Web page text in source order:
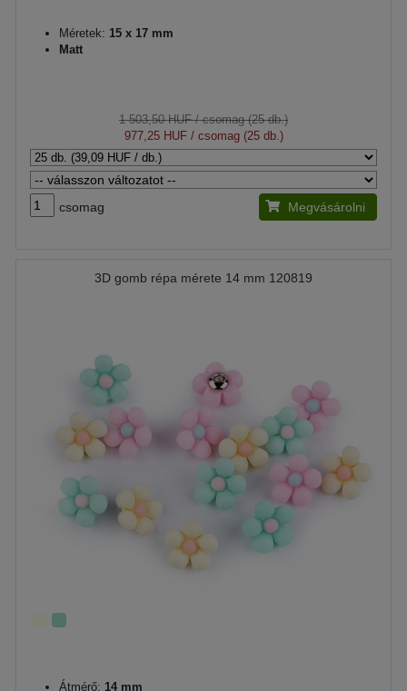
Méretek: 15 x 17 mm
Matt
1 503,50 HUF/ csomag (25 db.)
977,25 HUF/ csomag (25 db.)
csomag Megvásárolni
3D gomb répa mérete 14 mm 120819
Átmérő: 14 mm